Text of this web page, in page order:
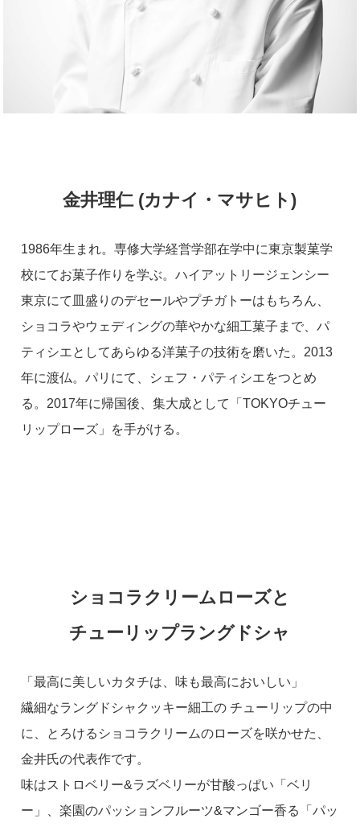
金井理仁 (カナイ・マサヒト)
1986年生まれ。専修大学経営学部在学中に東京製菓学
校にてお菓子作りを学ぶ。ハイアットリージェンシー
東京にて皿盛りのデセールやプチガトーはもちろん、
ショコラやウェディングの華やかな細工菓子まで、パ
ティシエとしてあらゆる洋菓子の技術を磨いた。2013
年に渡仏。パリにて、シェフ・パティシエをつとめ
る。2017年に帰国後、集大成として「TOKYOチュー
リップローズ」を手がける。
ショコラクリームローズと
チューリップラングドシャ
「最高に美しいカタチは、味も最高においしい」
繊細なラングドシャクッキー細工の チューリップの中
に、とろけるショコラクリームのローズを咲かせた、
金井氏の代表作です。
味はストロベリー&ラズベリーが甘酸っぱい「ベリ
ー」
、楽園のパッションフルーツ&マンゴー香る「パッ